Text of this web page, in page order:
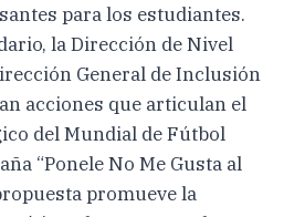
para los estudiantes.
la Dirección de Nivel
General de Inclusión
acciones que articulan el
del Mundial de Fútbol
“Ponele No Me Gusta al
promueve la